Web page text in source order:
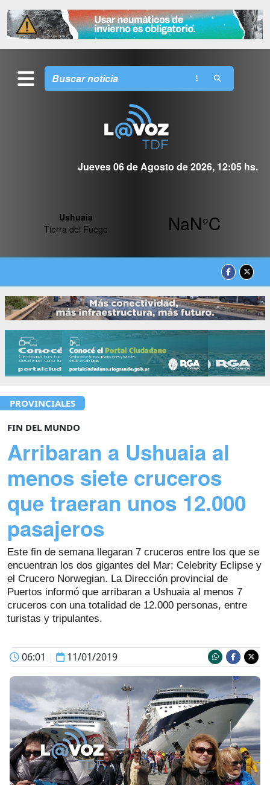
Jueves 06 de Agosto de 2026, 12:05 hs.
PROVINCIALES
FIN DEL MUNDO
Arribaran a Ushuaia al
menos siete cruceros
que traeran unos 12.000
pasajeros
Este fin de semana llegaran 7 cruceros entre los que se
encuentran los dos gigantes del Mar: Celebrity Eclipse y
el Crucero Norwegian. La Dirección provincial de
Puertos informó que arribaran a Ushuaia al menos 7
cruceros con una totalidad de 12.000 personas, entre
turistas y tripulantes.
06:01 | 11/01/2019